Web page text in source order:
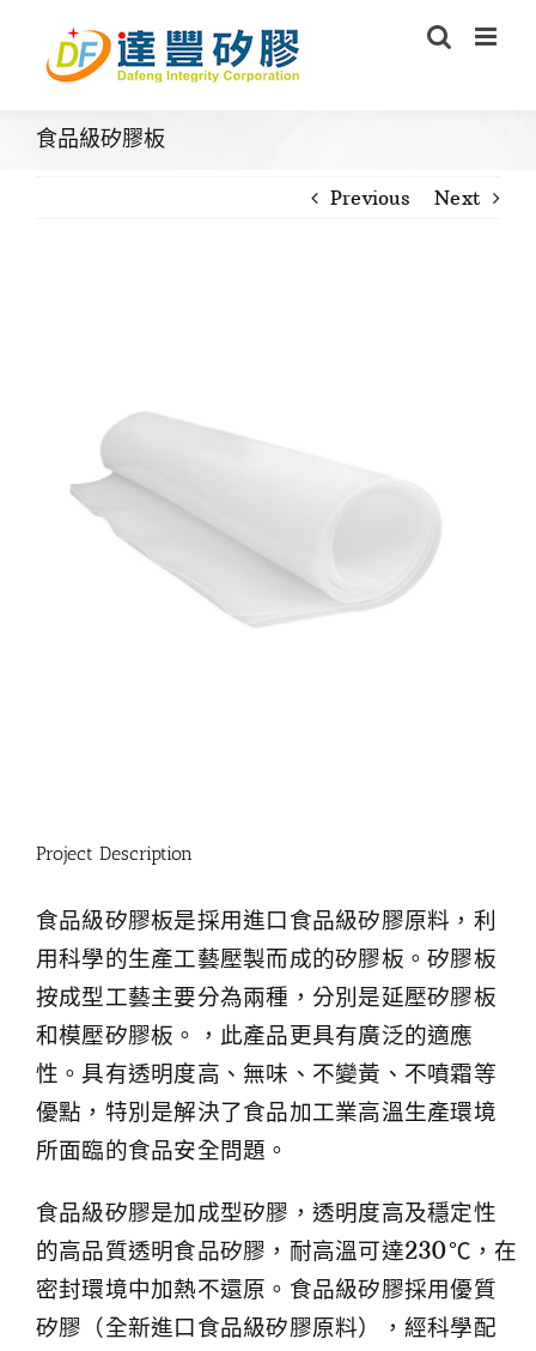
content
食品級矽膠板
Previous Next
Project Description
食品級矽膠板是採用進口食品級矽膠原料，利
用科學的生產工藝壓製而成的矽膠板。矽膠板
按成型工藝主要分為兩種，分別是延壓矽膠板
和模壓矽膠板。，此產品更具有廣泛的適應
性。具有透明度高、無味、不變黃、不噴霜等
優點，特別是解決了食品加工業高溫生產環境
所面臨的食品安全問題。
食品級矽膠是加成型矽膠，透明度高及穩定性
的高品質透明食品矽膠，耐高溫可達230℃，在
密封環境中加熱不還原。食品級矽膠採用優質
矽膠（全新進口食品級矽膠原料），經科學配